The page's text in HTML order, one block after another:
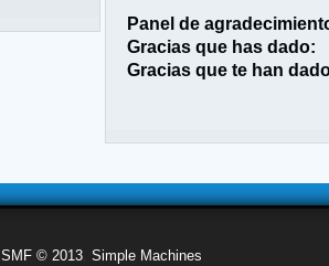
Panel de
Gracias que has dado:
Gracias que te han
SMF © 2013 Simple Machines